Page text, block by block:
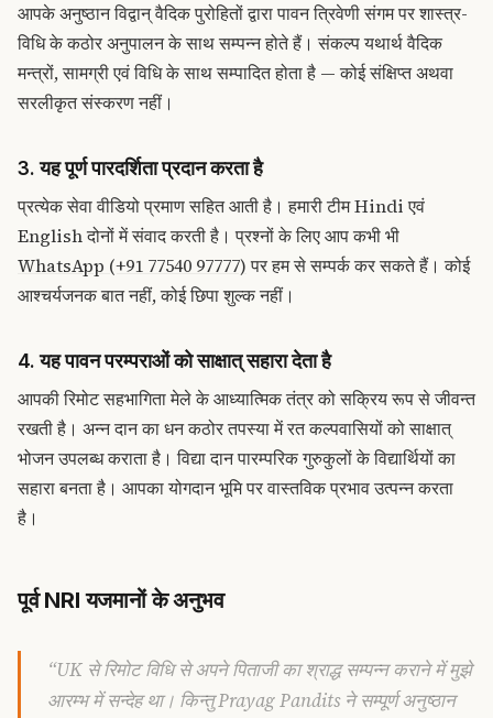
आपके अनुष्ठान विद्वान् वैदिक पुरोहितों द्वारा पावन त्रिवेणी संगम पर शास्त्र-
विधि के कठोर अनुपालन के साथ सम्पन्न होते हैं। संकल्प यथार्थ वैदिक
मन्त्रों, सामग्री एवं विधि के साथ सम्पादित होता है — कोई संक्षिप्त अथवा
सरलीकृत संस्करण नहीं।
3. यह पूर्ण पारदर्शिता प्रदान करता है
प्रत्येक सेवा वीडियो प्रमाण सहित आती है। हमारी टीम Hindi एवं
English दोनों में संवाद करती है। प्रश्नों के लिए आप कभी भी
WhatsApp (+91 77540 97777)पर हम से सम्पर्क कर सकते हैं। कोई
आश्चर्यजनक बात नहीं, कोई छिपा शुल्क नहीं।
4. यह पावन परम्पराओं को साक्षात् सहारा देता है
आपकी रिमोट सहभागिता मेले के आध्यात्मिक तंत्र को सक्रिय रूप से जीवन्त
रखती है। अन्न दान का धन कठोर तपस्या में रत कल्पवासियों को साक्षात्
भोजन उपलब्ध कराता है। विद्या दान पारम्परिक गुरुकुलों के विद्यार्थियों का
सहारा बनता है। आपका योगदान भूमि पर वास्तविक प्रभाव उत्पन्न करता
है।
पूर्व NRI यजमानों के अनुभव
“UK से रिमोट विधि से अपने पिताजी का श्राद्ध सम्पन्न कराने में मुझे
आरम्भ में सन्देह था। किन्तु Prayag Pandits ने सम्पूर्ण अनुष्ठान